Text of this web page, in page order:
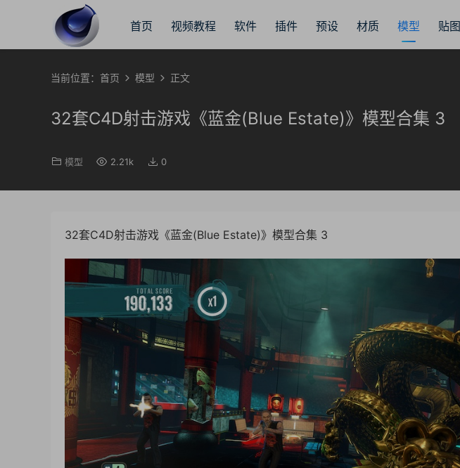
首页 视频教程 软件 插件 预设 材质 模型 贴图
当前位置： 首页 模型 正文
32套C4D射击游戏《蓝金(Blue Estate)》模型合集 3
模型 2.21k 0
32套C4D射击游戏《蓝金(Blue Estate)》模型合集 3